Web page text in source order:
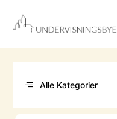
innholdet
Alle Kategorier